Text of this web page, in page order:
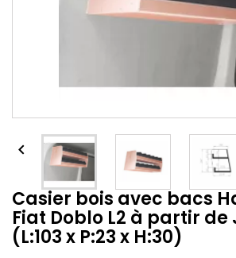

Casier bois avec bacs
Fiat Doblo L2 à partir de
(L:103 x P:23 x H:30)